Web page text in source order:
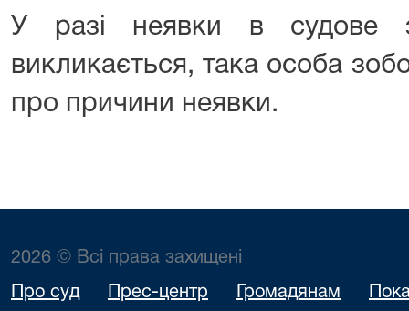
У разі неявки в судове
викликається, така особа
про причини неявки.
2026 © Всі права захищені
Про суд Прес-центр Громадянам